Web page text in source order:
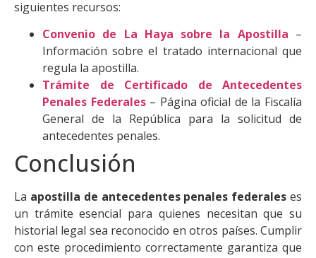
siguientes recursos:
Convenio de La Haya sobre la Apostilla –
Información sobre el tratado internacional que
regula la apostilla.
Trámite de Certificado de Antecedentes
Penales Federales– Página oficial de la Fiscalía
General de la República para la solicitud de
antecedentes penales.
Conclusión
La apostilla de antecedentes penales federales es
un trámite esencial para quienes necesitan que su
historial legal sea reconocido en otros países. Cumplir
con este procedimiento correctamente garantiza que